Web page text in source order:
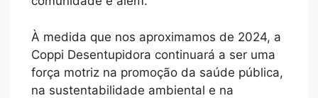
À medida que nos aproximamos de 2024, a
Coppi Desentupidora continuará a ser uma
força motriz na promoção da saúde pública,
na sustentabilidade ambiental e na